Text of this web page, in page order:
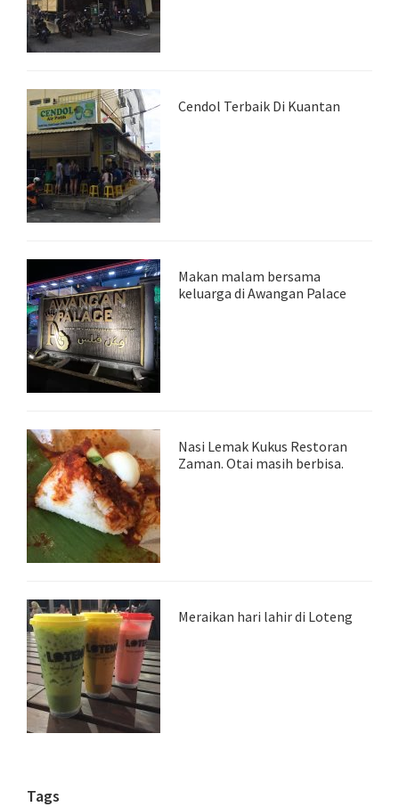
Cendol Terbaik Di Kuantan
Makan malam bersama
keluarga di Awangan Palace
Nasi Lemak Kukus Restoran
Zaman. Otai masih berbisa.
Meraikan hari lahir di Loteng
Tags